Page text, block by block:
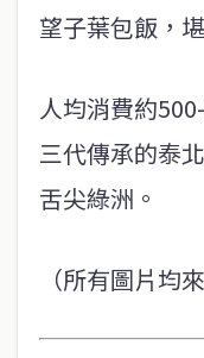
望子葉包飯，
人均消費約
三代傳承的泰
舌尖綠洲。
（所有圖片均